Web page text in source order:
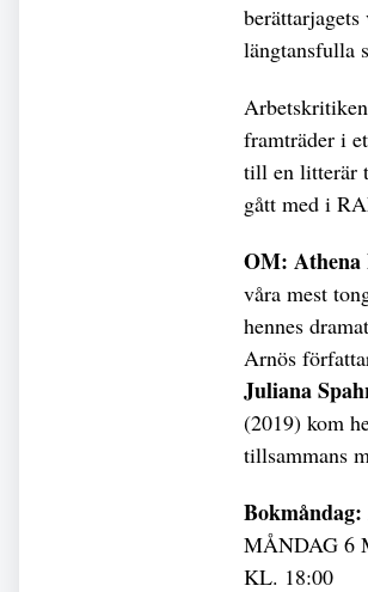
längtansfulla
framträder i
till en litterär
gått med i
OM:
våra mest
hennes
Arnös
Juliana
(2019) kom
tillsammans
MÅNDAG 6
KL. 18:00